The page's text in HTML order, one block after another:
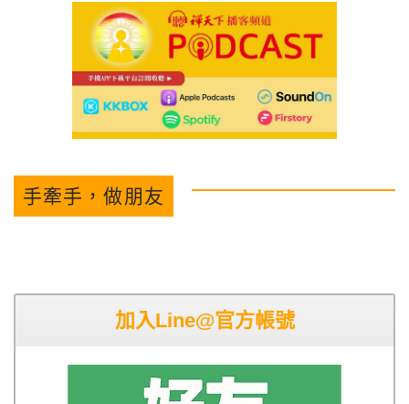
手牽手，做朋友
加入Line@官方帳號